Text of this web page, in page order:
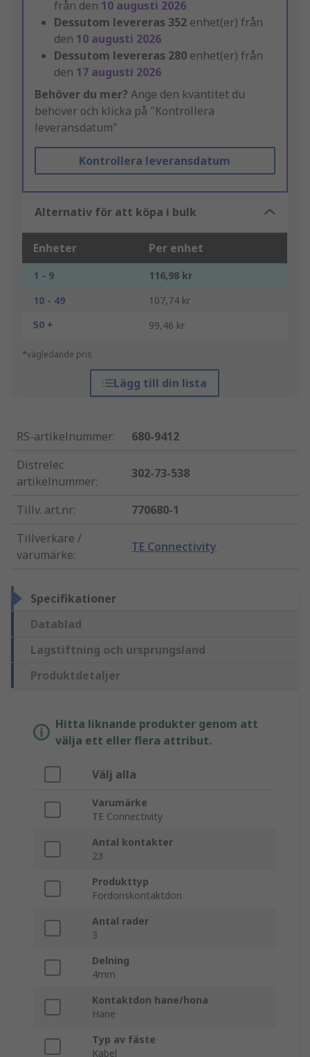
från den 10 augusti 2026
Dessutom levereras 352 enhet(er) från
den 10 augusti 2026
Dessutom levereras 280 enhet(er) från
den 17 augusti 2026
Behöver du mer? Ange den kvantitet du
behöver och klicka på "Kontrollera
leveransdatum"
Kontrollera leveransdatum
Alternativ för att köpa i bulk
Enheter Per enhet
1 - 9
116,98 kr
10 - 49
107,74 kr
50 +
99,46 kr
*vägledande pris
Lägg till din lista
RS-artikelnummer:
680-9412
Distrelec
artikelnummer:
302-73-538
Tillv. art.nr:
770680-1
Tillverkare /
varumärke:
TE Connectivity
Specifikationer
Datablad
Lagstiftning och ursprungsland
Produktdetaljer
Hitta liknande produkter genom att
välja ett eller flera attribut.
Välj alla
Varumärke
TE Connectivity
Antal kontakter
23
Produkttyp
Fordonskontaktdon
Antal rader
3
Delning
4mm
Kontaktdon hane/hona
Hane
Typ av fäste
Kabel